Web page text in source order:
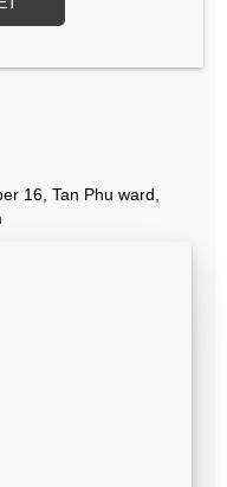
16, Tan Phu ward,